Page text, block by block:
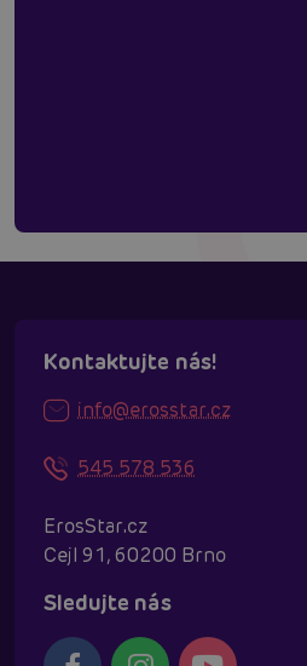
Kontaktujte nás!
info@erosstar.cz
545 578 536
ErosStar.cz
Cejl 91, 60200 Brno
Sledujte nás